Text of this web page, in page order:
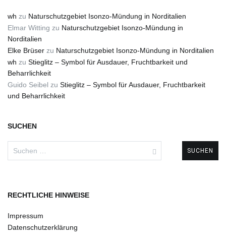
wh zu Naturschutzgebiet Isonzo-Mündung in Norditalien
Elmar Witting zu Naturschutzgebiet Isonzo-Mündung in
Norditalien
Elke Brüser zu Naturschutzgebiet Isonzo-Mündung in Norditalien
wh zu Stieglitz – Symbol für Ausdauer, Fruchtbarkeit und
Beharrlichkeit
Guido Seibel zu Stieglitz – Symbol für Ausdauer, Fruchtbarkeit
und Beharrlichkeit
SUCHEN
RECHTLICHE HINWEISE
Impressum
Datenschutzerklärung